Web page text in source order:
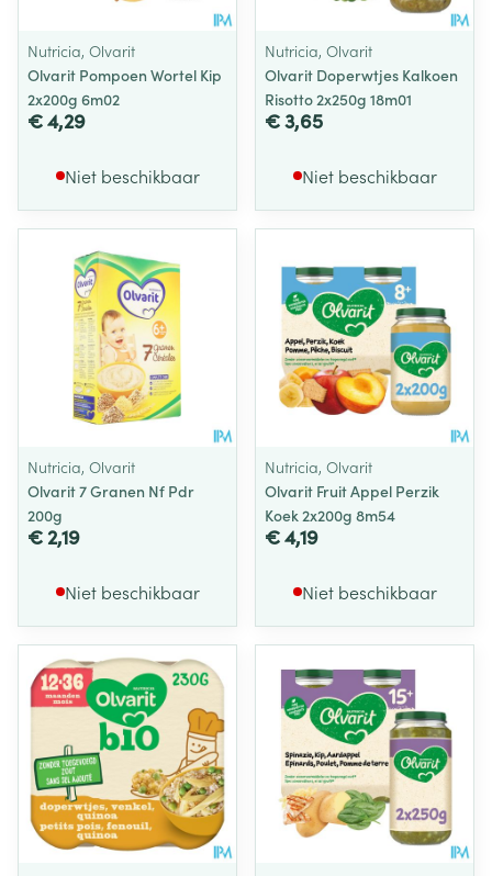
Nutricia, Olvarit
Olvarit Pompoen Wortel Kip
2x200g 6m02
€ 4,29
Niet beschikbaar
Nutricia, Olvarit
Olvarit Doperwtjes Kalkoen
Risotto 2x250g 18m01
€ 3,65
Niet beschikbaar
Nutricia, Olvarit
Olvarit 7 Granen Nf Pdr
200g
€ 2,19
Niet beschikbaar
Nutricia, Olvarit
Olvarit Fruit Appel Perzik
Koek 2x200g 8m54
€ 4,19
Niet beschikbaar